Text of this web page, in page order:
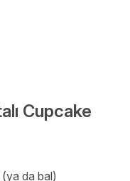
Cupcake
da bal)